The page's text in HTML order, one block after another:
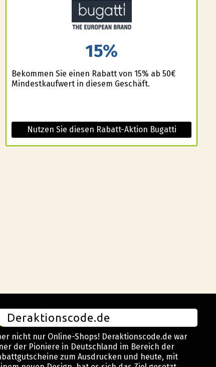
15%
Bekommen Sie einen Rabatt von 15% ab 50€
Mindestkaufwert in diesem Geschäft.
Nutzen Sie diesen Rabatt-Aktion Bugatti
Deraktionscode.de
nicht nur Online-Shops! Deraktionscode.de war
der Pioniere in Deutschland im Bereich der
zum Ausdrucken und heute, mit